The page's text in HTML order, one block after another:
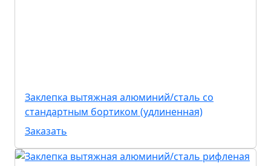
Заклепка вытяжная алюминий/сталь со
стандартным бортиком (удлиненная)
Заказать